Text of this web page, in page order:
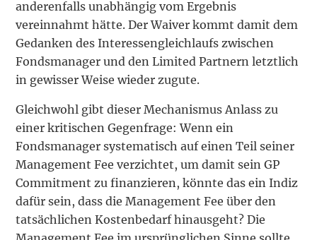
anderenfalls unabhängig vom Ergebnis
vereinnahmt hätte. Der Waiver kommt damit dem
Gedanken des Interessengleichlaufs zwischen
Fondsmanager und den Limited Partnern letztlich
in gewisser Weise wieder zugute.
Gleichwohl gibt dieser Mechanismus Anlass zu
einer kritischen Gegenfrage: Wenn ein
Fondsmanager systematisch auf einen Teil seiner
Management Fee verzichtet, um damit sein GP
Commitment zu finanzieren, könnte das ein Indiz
dafür sein, dass die Management Fee über den
tatsächlichen Kostenbedarf hinausgeht? Die